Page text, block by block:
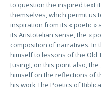
to question the inspired text
themselves, which permit us
inspiration from its « poetic »
its Aristotelian sense, the «
composition of narratives. In
himself to lessons of the Old
[using], on this point also,
himself on the reflections of
his work The Poetics of